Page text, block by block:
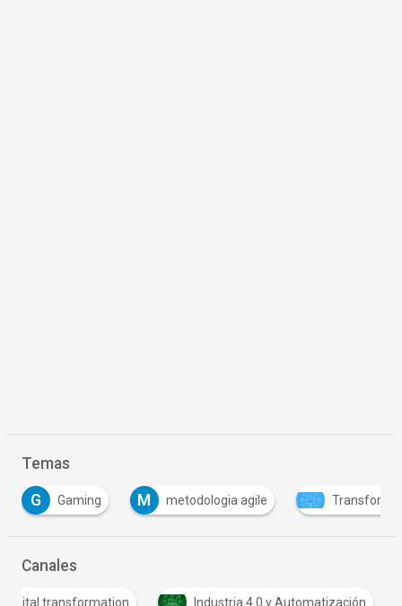
Temas
M metodologia agile Transformación digital
Canales
D Digital transformation Industria 4.0 y